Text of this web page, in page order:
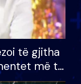
të gjitha
më të
VIP: Do më